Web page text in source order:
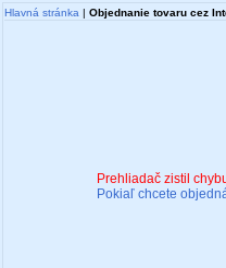
Hlavná stránka | Objednanie tovaru cez
Prehliadač zistil
Pokiaľ chcete